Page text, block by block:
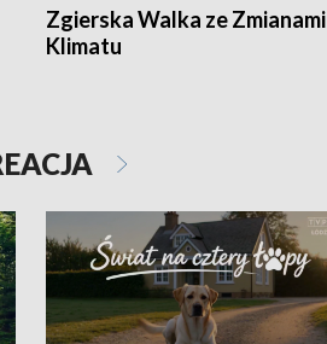
Zgierska Walka ze Zmianami
Klimatu